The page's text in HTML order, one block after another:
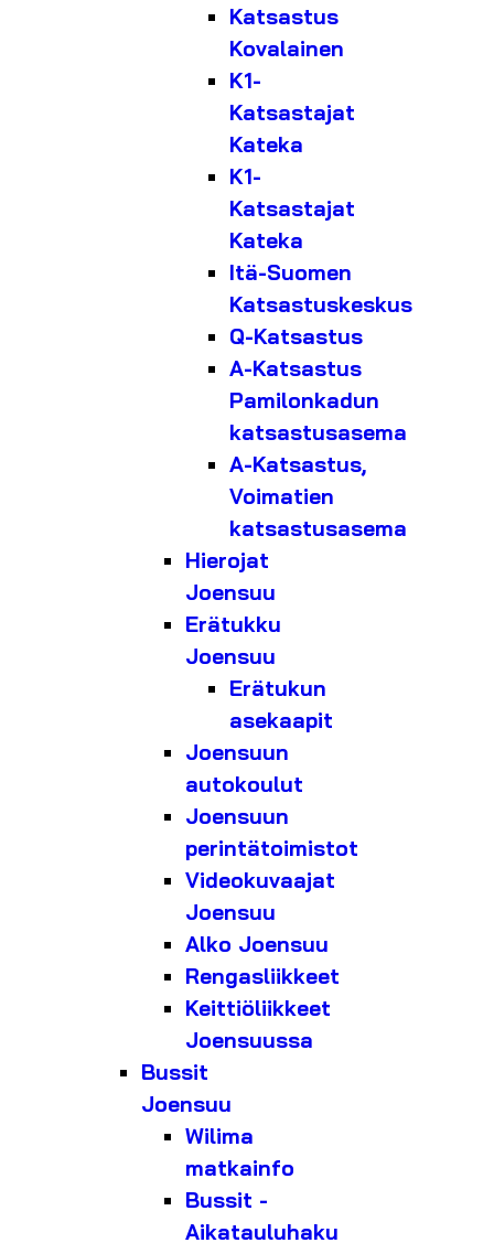
Katsastus
Kovalainen
K1-
Katsastajat
Kateka
K1-
Katsastajat
Kateka
Itä-Suomen
Katsastuskeskus
Q-Katsastus
A-Katsastus
Pamilonkadun
katsastusasema
A-Katsastus,
Voimatien
katsastusasema
Hierojat
Joensuu
Erätukku
Joensuu
Erätukun
asekaapit
Joensuun
autokoulut
Joensuun
perintätoimistot
Videokuvaajat
Joensuu
Alko Joensuu
Rengasliikkeet
Keittiöliikkeet
Joensuussa
Bussit
Joensuu
Wilima
matkainfo
Bussit -
Aikatauluhaku